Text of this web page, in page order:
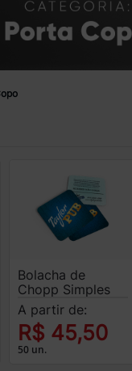
Bolacha de
Chopp Simples
A partir de:
R$ 45,50
50 un.